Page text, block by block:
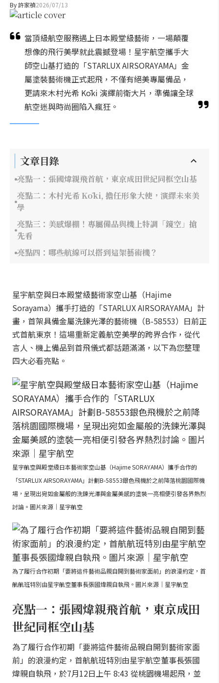
By許家禎2026/07/13
當頂級航空服務遇上日本殿堂級藝術，一場顛覆
想像的飛行美學就此震撼登場！星宇航空攜手大
師空山基打造的「STARLUX AIRSORAYAMA」金
屬塗裝藝術機正式起飛，不僅有絕美專屬備品，
更請來木村光希 Kōki 演繹前衛大片，準備讓全球
航空迷與時尚圈陷入瘋狂。
文章目錄
亮點一：張國煒親飛首航，東京成田世紀同框空山基
亮點二：木村光希 Kōki, 擔任形象大使，演繹未來美
學
亮點三：美感爆棚！專屬備品與機上特調「鏡空」搶
先看
亮點四：哪些航線可以搭到這架藝術機？
星宇航空與日本殿堂級藝術家空山基（Hajime
Sorayama）攜手打造的「STARLUX AIRSORAYAMA」計
畫，首架具備金屬洗鍊光澤的藝術機（B-58553）日前正
式首航東京！這場重新定義航空美學的跨界合作，從代
言人、機上備品到首飛儀式都話題滿滿，以下為您整理
四大必看亮點。
星宇航空與殿堂級日本藝術家空山基（Hajime SORAYAMA）攜手合作的
「STARLUX AIRSORAYAMA」計劃B-58553銀色飛機於之前降落桃園國際機
場，呈現出宛如金屬般的洗鍊光澤與金屬美感的塗裝一亮相便引發各界熱烈
討論。圖片來源｜星宇航空
為了履行合作初期「要將這件藝術品親自開到藝術家面前」的浪漫約定，首
航航班特別由星宇航空董事長張國煒親自執飛。圖片來源｜星宇航空
亮點一：張國煒親飛首航，東京成田
世紀同框空山基
為了履行合作初期「要將這件藝術品親自開到藝術家面
前」的浪漫約定，首航航班特別由星宇航空董事長張國
煒親自執飛，於7月12日上午 8:43 從桃園機場起飛，並